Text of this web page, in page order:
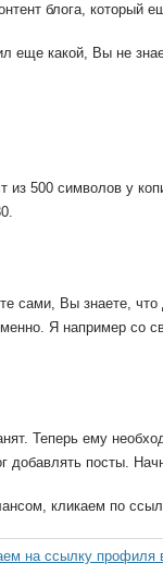
блога, который
еще какой, Вы не
500 символов у
сами, Вы знаете,
Я например со
Теперь ему
посты.
кликаем по